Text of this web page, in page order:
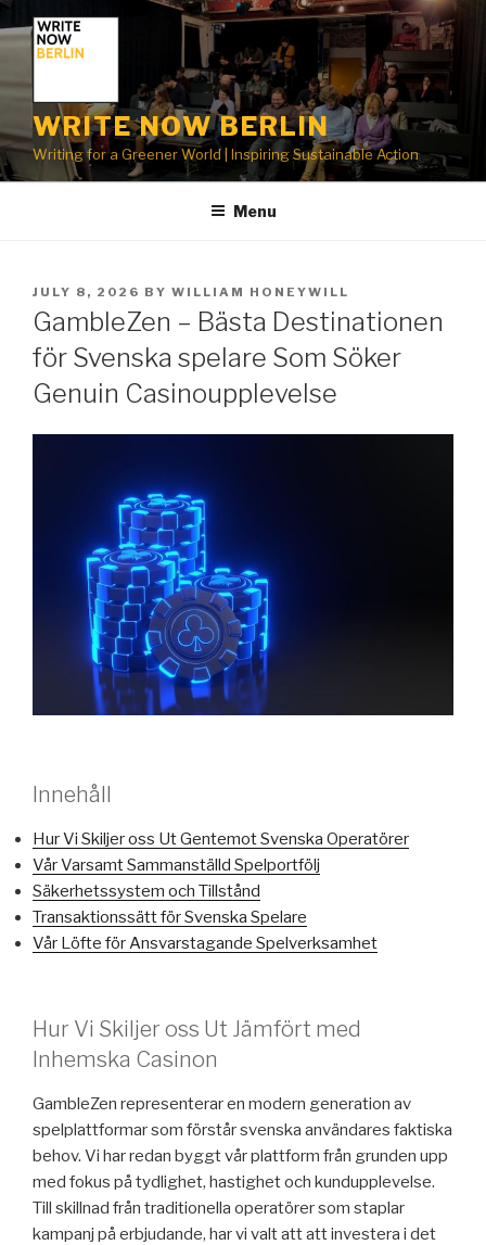
to
content
WRITE NOW BERLIN
Writing for a Greener World | Inspiring Sustainable Action
Menu
POSTED
ON
JULY 8, 2026 BY WILLIAM HONEYWILL
GambleZen – Bästa Destinationen
för Svenska spelare Som Söker
Genuin Casinoupplevelse
Innehåll
Hur Vi Skiljer oss Ut Gentemot Svenska Operatörer
Vår Varsamt Sammanställd Spelportfölj
Säkerhetssystem och Tillstånd
Transaktionssätt för Svenska Spelare
Vår Löfte för Ansvarstagande Spelverksamhet
Hur Vi Skiljer oss Ut Jämfört med
Inhemska Casinon
GambleZen representerar en modern generation av
spelplattformar som förstår svenska användares faktiska
behov. Vi har redan byggt vår plattform från grunden upp
med fokus på tydlighet, hastighet och kundupplevelse.
Till skillnad från traditionella operatörer som staplar
kampanj på erbjudande, har vi valt att att investera i det